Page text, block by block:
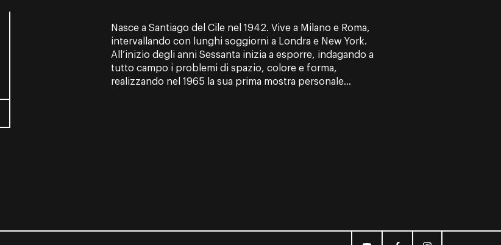
Nasce a Santiago del Cile nel 1942. Vive a Milano e Roma,
intervallando con lunghi soggiorni a Londra e New York.
All’inizio degli anni Sessanta inizia a esporre, indagando a
tutto campo i problemi di spazio, colore e forma,
realizzando nel 1965 la sua prima mostra personale...